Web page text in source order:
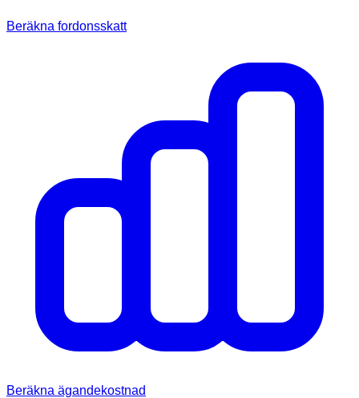
Beräkna fordonsskatt
Beräkna ägandekostnad